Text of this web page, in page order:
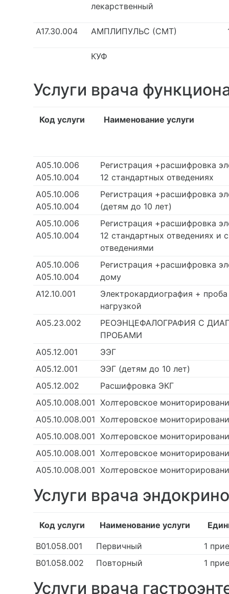
лекарственный
А17.30.004 АМПЛИПУЛЬС (СМТ)
КУФ
Услуги врача
Код услуги Наименование услуги
А05.10.006
А05.10.004
Регистрация +расшифровка
12 стандартных отведениях
А05.10.006
А05.10.004
Регистрация +расшифровка
(детям до 10 лет)
А05.10.006
А05.10.004
Регистрация +расшифровка
12 стандартных отведениях и
отведениями
А05.10.006
А05.10.004
Регистрация +расшифровка
дому
А12.10.001
Электрокардиография +
нагрузкой
А05.23.002
РЕОЭНЦЕФАЛОГРАФИЯ С
ПРОБАМИ
А05.12.001
ЭЭГ
А05.12.001
ЭЭГ (детям до 10 лет)
А05.12.002
Расшифровка ЭКГ
А05.10.008.001 Холтеровское
А05.10.008.001 Холтеровское
А05.10.008.001 Холтеровское
А05.10.008.001 Холтеровское
А05.10.008.001 Холтеровское
Услуги врача
Код услуги Наименование услуги
В01.058.001 Первичный
1
В01.058.002
Повторный 1
Услуги врача